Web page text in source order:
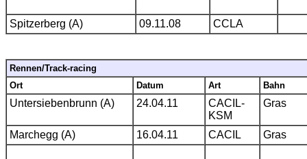
Spitzerberg (A) 09.11.08 CCLA
Rennen/Track-racing
Ort
Datum Art Bahn
Untersiebenbrunn (A) 24.04.11
CACIL-
KSM
Gras
Marchegg (A) 16.04.11 CACIL Gras